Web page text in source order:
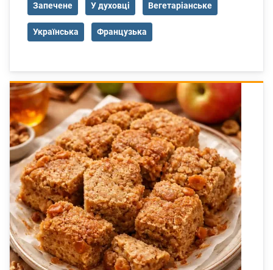
Запечене У духовці Вегетаріанське
Українська Французька